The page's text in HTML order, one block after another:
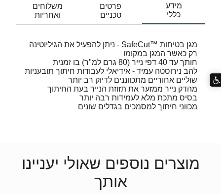
מידע
כללי
פרטים
טכניים
משלוחים
ואחריות
מגן בטיחות SafeCut™‎ - ניתן להפעיל את הגיליוטינה
רק כאשר המגן במקומו
חותך עד 40 דפי נייר (80 גרם למ"ר) בו זמנית
להב נירוסטה עמיד - אידיאלי לעבודות חיתוך תובעניות
שוליים אחוריים מתכווננים לדיוק רב יותר
מהדק נייר ממזער את תזוזת הנייר בעת החיתוך
בסיס מתכת מלא לעמידות רבה יותר
מכווני חיתוך למסמכים בגדלים שונים
מוצרים נוספים שאולי יעניינו
אותך